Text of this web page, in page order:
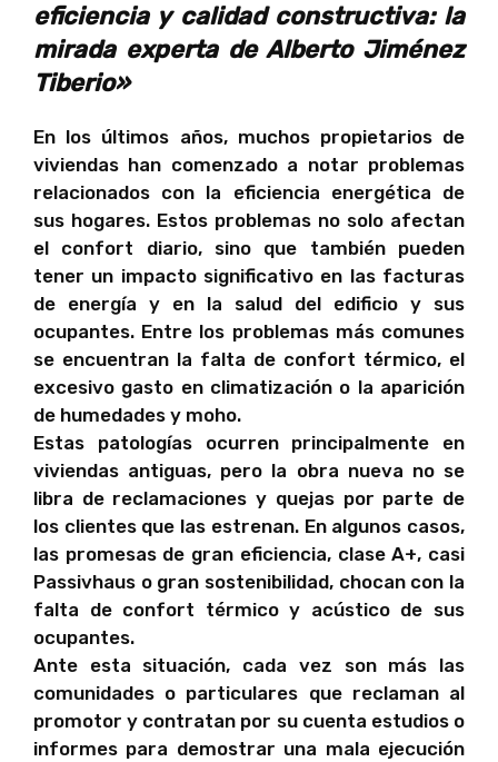
eficiencia y calidad constructiva: la
mirada experta de Alberto Jiménez
Tiberio»
En los últimos años, muchos propietarios de
viviendas han comenzado a notar problemas
relacionados con la eficiencia energética de
sus hogares. Estos problemas no solo afectan
el confort diario, sino que también pueden
tener un impacto significativo en las facturas
de energía y en la salud del edificio y sus
ocupantes. Entre los problemas más comunes
se encuentran la falta de confort térmico, el
excesivo gasto en climatización o la aparición
de humedades y moho.
Estas patologías ocurren principalmente en
viviendas antiguas, pero la obra nueva no se
libra de reclamaciones y quejas por parte de
los clientes que las estrenan. En algunos casos,
las promesas de gran eficiencia, clase A+, casi
Passivhaus o gran sostenibilidad, chocan con la
falta de confort térmico y acústico de sus
ocupantes.
Ante esta situación, cada vez son más las
comunidades o particulares que reclaman al
promotor y contratan por su cuenta estudios o
informes para demostrar una mala ejecución